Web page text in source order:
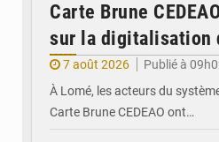
Carte Brune
sur la digitalisation
7 août 2026
Publié à
À Lomé, les acteurs du
Carte Brune CEDEAO ont…